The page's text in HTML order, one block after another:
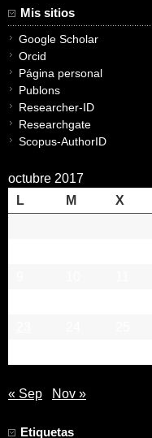
Mis sitios
Google Scholar
Orcid
Página personal
Publons
Researcher-ID
Researchgate
Scopus-AuthorID
octubre 2017
L
M X
« Sep Nov »
Etiquetas